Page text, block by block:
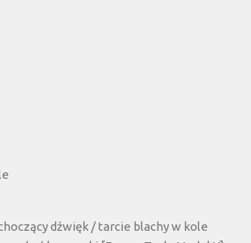
dźwięk / tarcie blachy w kole